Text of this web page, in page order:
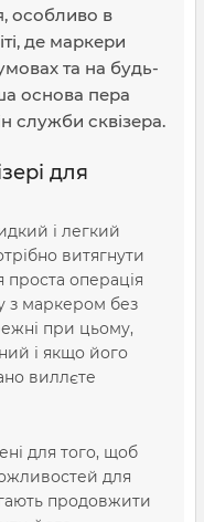
особливо в
де маркери
та на будь-
основа пера
служби сквізера.
для
і легкий
витягнути
проста операція
з маркером без
при цьому,
і якщо його
виллєте
для того, щоб
для
продовжити